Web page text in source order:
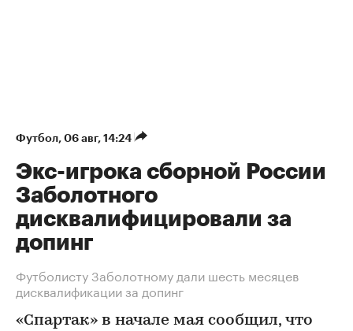
Футбол⁠, 06 авг, 14:24
Экс-игрока сборной России
Заболотного
дисквалифицировали за
допинг
Футболисту Заболотному дали шесть месяцев
дисквалификации за допинг
«Спартак» в начале мая сообщил, что